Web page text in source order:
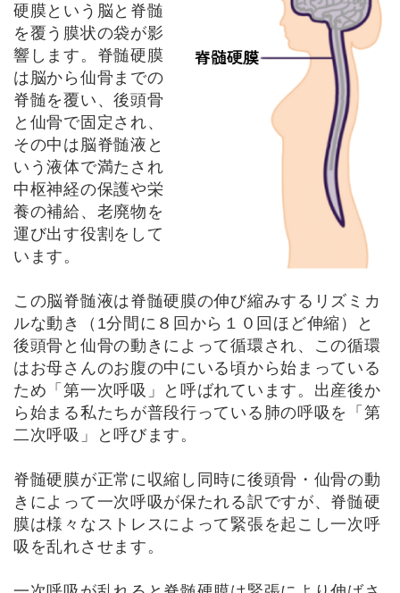
硬膜という脳と脊髄
を覆う膜状の袋が影
響します。脊髄硬膜
は脳から仙骨までの
脊髄を覆い、後頭骨
と仙骨で固定され、
その中は脳脊髄液と
いう液体で満たされ
中枢神経の保護や栄
養の補給、老廃物を
運び出す役割をして
います。
この脳脊髄液は脊髄硬膜の伸び縮みするリズミカ
ルな動き（1分間に８回から１０回ほど伸縮）と
後頭骨と仙骨の動きによって循環され、この循環
はお母さんのお腹の中にいる頃から始まっている
ため「第一次呼吸」と呼ばれています。出産後か
ら始まる私たちが普段行っている肺の呼吸を「第
二次呼吸」と呼びます。
脊髄硬膜が正常に収縮し同時に後頭骨・仙骨の動
きによって一次呼吸が保たれる訳ですが、脊髄硬
膜は様々なストレスによって緊張を起こし一次呼
吸を乱れさせます。